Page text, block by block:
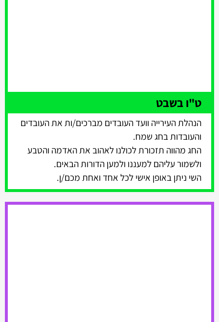
ט"ו בשבט
הנהלת העירייה וועד העובדים מברכים/ות את העובדים
והעובדות בחג שמח.
החג מהווה תזכורת לכולנו לאהוב את האדמה והטבע
ולשמור עליהם למעננו ולמען הדורות הבאים.
השי ניתן באופן אישי לכל אחד ואחת מכם/ן.